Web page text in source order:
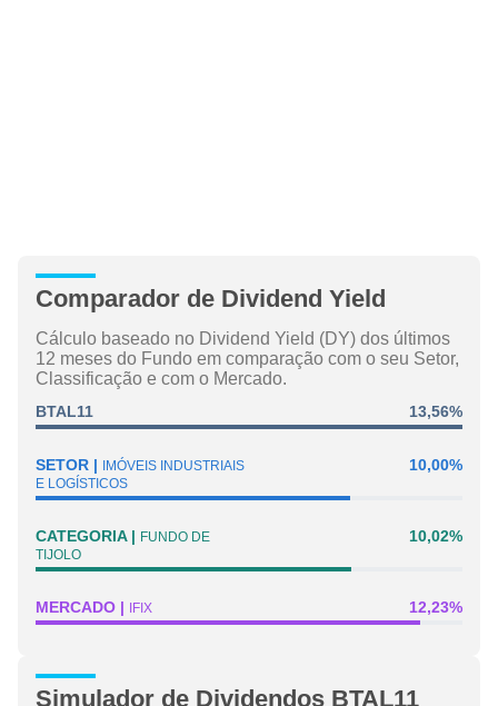
Comparador de Dividend Yield
Cálculo baseado no Dividend Yield (DY) dos últimos
12 meses do Fundo em comparação com o seu Setor,
Classificação e com o Mercado.
BTAL11 13,56%
SETOR
IMÓVEIS INDUSTRIAIS
E LOGÍSTICOS
10,00%
CATEGORIA
FUNDO DE
TIJOLO
10,02%
MERCADO IFIX 12,23%
Simulador de Dividendos BTAL11